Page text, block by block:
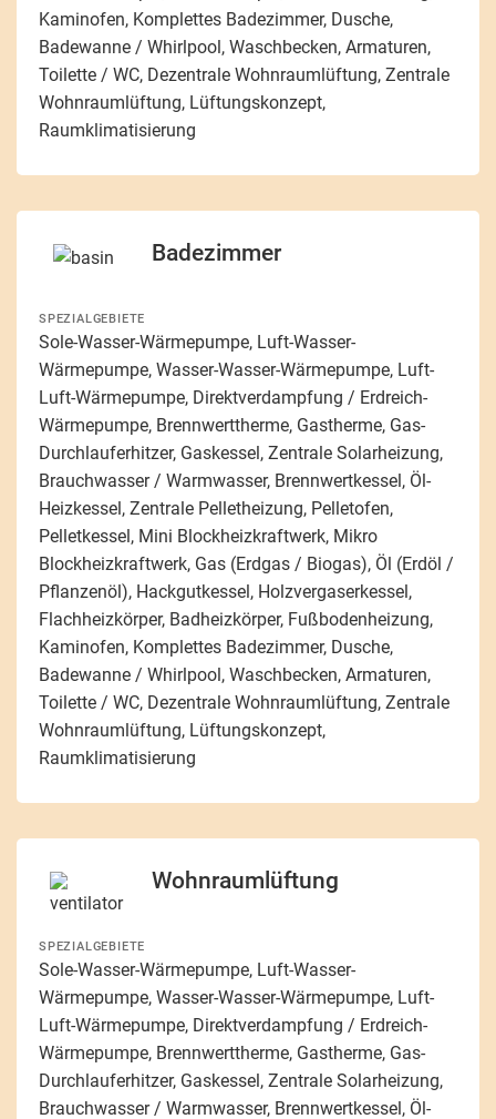
Kaminofen, Komplettes Badezimmer, Dusche,
Badewanne / Whirlpool, Waschbecken, Armaturen,
Toilette / WC, Dezentrale Wohnraumlüftung, Zentrale
Wohnraumlüftung, Lüftungskonzept,
Raumklimatisierung
Badezimmer
SPEZIALGEBIETE
Sole-Wasser-Wärmepumpe, Luft-Wasser-
Wärmepumpe, Wasser-Wasser-Wärmepumpe, Luft-
Luft-Wärmepumpe, Direktverdampfung / Erdreich-
Wärmepumpe, Brennwerttherme, Gastherme, Gas-
Durchlauferhitzer, Gaskessel, Zentrale Solarheizung,
Brauchwasser / Warmwasser, Brennwertkessel, Öl-
Heizkessel, Zentrale Pelletheizung, Pelletofen,
Pelletkessel, Mini Blockheizkraftwerk, Mikro
Blockheizkraftwerk, Gas (Erdgas / Biogas), Öl (Erdöl /
Pflanzenöl), Hackgutkessel, Holzvergaserkessel,
Flachheizkörper, Badheizkörper, Fußbodenheizung,
Kaminofen, Komplettes Badezimmer, Dusche,
Badewanne / Whirlpool, Waschbecken, Armaturen,
Toilette / WC, Dezentrale Wohnraumlüftung, Zentrale
Wohnraumlüftung, Lüftungskonzept,
Raumklimatisierung
Wohnraumlüftung
SPEZIALGEBIETE
Sole-Wasser-Wärmepumpe, Luft-Wasser-
Wärmepumpe, Wasser-Wasser-Wärmepumpe, Luft-
Luft-Wärmepumpe, Direktverdampfung / Erdreich-
Wärmepumpe, Brennwerttherme, Gastherme, Gas-
Durchlauferhitzer, Gaskessel, Zentrale Solarheizung,
Brauchwasser / Warmwasser, Brennwertkessel, Öl-